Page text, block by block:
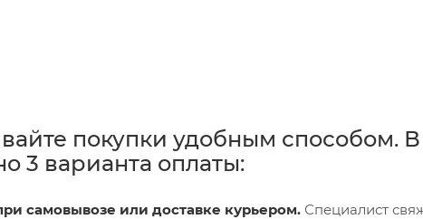
покупки удобным способом.
3 варианта оплаты:
самовывозе или доставке курьером. Специалист